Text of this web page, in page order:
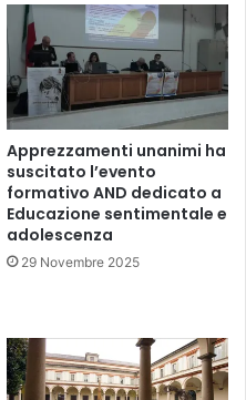
Apprezzamenti unanimi ha
suscitato l’evento
formativo AND dedicato a
Educazione sentimentale e
adolescenza
29 Novembre 2025